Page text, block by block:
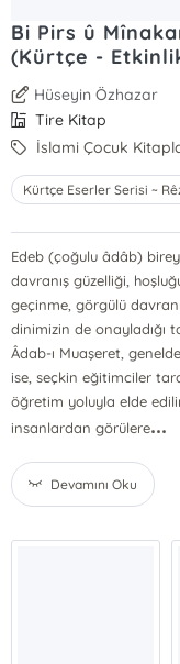
Bi Pirs û
(Kürtçe -
Hüseyin Özhazar
Tire Kitap
İslami Çocuk
Kürtçe Eserler Serisi ~
Edeb (çoğulu âdâb)
davranış güzelliği,
geçinme, görgülü
dinimizin de onayladığı
Âdab-ı Muaşeret,
ise, seçkin eğitimciler
öğretim yoluyla elde
insanlardan görülere...
Devamını Oku